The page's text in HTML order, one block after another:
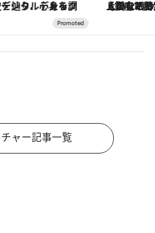
特別な名入れギフトまで。大人のための「ReFa GINZA」クルーズ
ャー記事一覧